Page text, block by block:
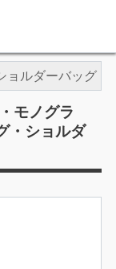
ョルダーバッグ
モノグラ
・ショルダ